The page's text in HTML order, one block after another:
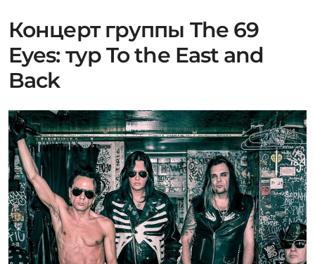
Концерт группы The 69
Eyes: тур To the East and
Back